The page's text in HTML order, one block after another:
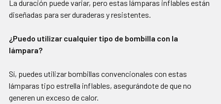
La duración puede variar, pero estas lámparas inflables están
diseñadas para ser duraderas y resistentes.
¿Puedo utilizar cualquier tipo de bombilla con la
lámpara?
Sí, puedes utilizar bombillas convencionales con estas
lámparas tipo estrella inflables, asegurándote de que no
generen un exceso de calor.